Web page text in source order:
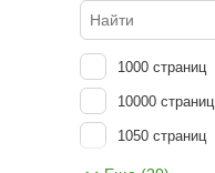
1000 страниц
10000 страниц
1050 страниц
1100 страниц